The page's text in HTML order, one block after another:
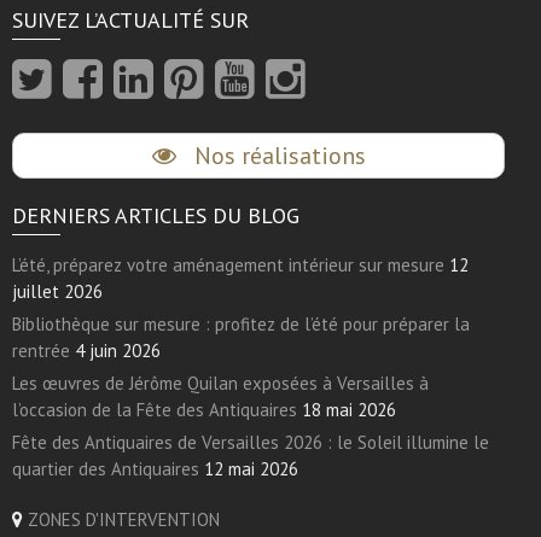
SUIVEZ L’ACTUALITÉ SUR
Nos réalisations
DERNIERS ARTICLES DU BLOG
L’été, préparez votre aménagement intérieur sur mesure 12
juillet 2026
Bibliothèque sur mesure : profitez de l’été pour préparer la
rentrée 4 juin 2026
Les œuvres de Jérôme Quilan exposées à Versailles à
l’occasion de la Fête des Antiquaires 18 mai 2026
Fête des Antiquaires de Versailles 2026 : le Soleil illumine le
quartier des Antiquaires 12 mai 2026
ZONES D'INTERVENTION